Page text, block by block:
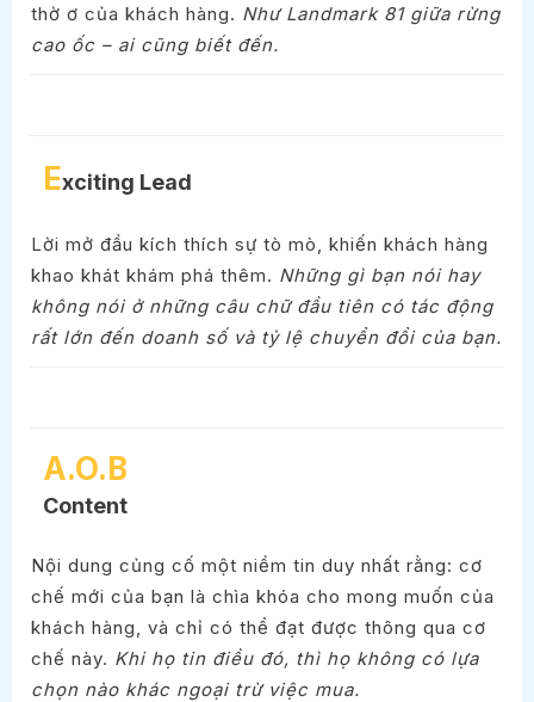
thờ ơ của khách hàng. Như Landmark 81 giữa rừng
cao ốc – ai cũng biết đến.
Exciting Lead
Lời mở đầu kích thích sự tò mò, khiến khách hàng
khao khát khám phá thêm. Những gì bạn nói hay
không nói ở những câu chữ đầu tiên có tác động
rất lớn đến doanh số và tỷ lệ chuyển đổi của bạn.
A.O.B
Content
Nội dung củng cố một niềm tin duy nhất rằng: cơ
chế mới của bạn là chìa khóa cho mong muốn của
khách hàng, và chỉ có thể đạt được thông qua cơ
chế này. Khi họ tin điều đó, thì họ không có lựa
chọn nào khác ngoại trừ việc mua.